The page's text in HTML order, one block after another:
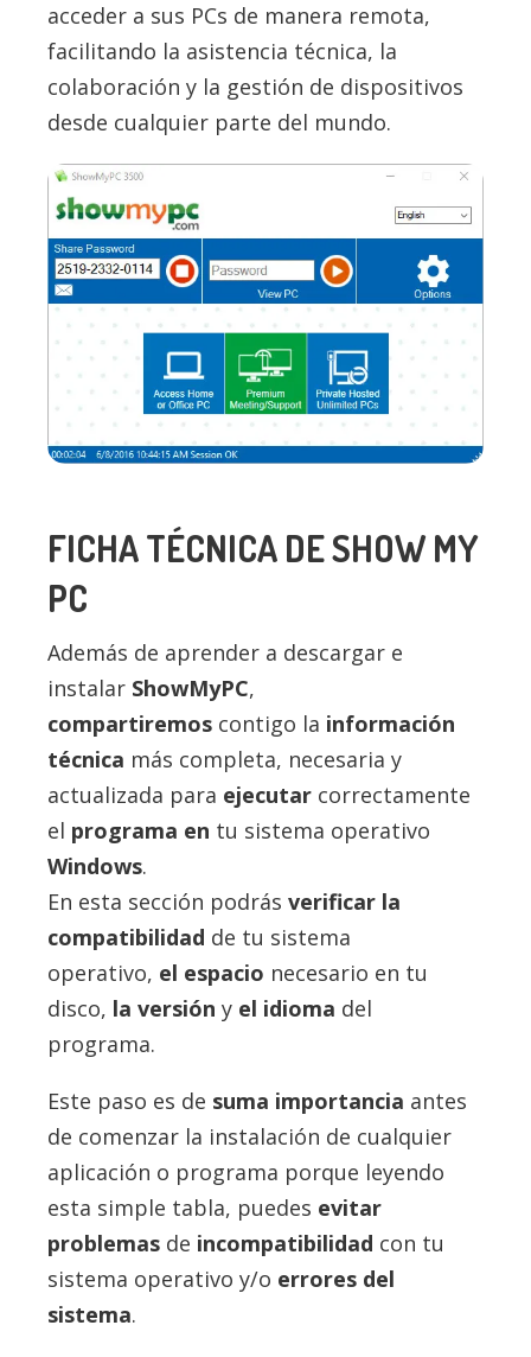
acceder a sus PCs de manera remota,
facilitando la asistencia técnica, la
colaboración y la gestión de dispositivos
desde cualquier parte del mundo.
FICHA TÉCNICA DE SHOW MY
PC
Además de aprender a descargar e
instalar ShowMyPC,
compartiremos contigo la información
técnica más completa, necesaria y
actualizada para ejecutar correctamente
el programa en tu sistema operativo
Windows.
En esta sección podrás verificar la
compatibilidad de tu sistema
operativo, el espacio necesario en tu
disco, la versión y el idioma del
programa.
Este paso es de suma importancia antes
de comenzar la instalación de cualquier
aplicación o programa porque leyendo
esta simple tabla, puedes evitar
problemas de incompatibilidad con tu
sistema operativo y/o errores del
sistema.